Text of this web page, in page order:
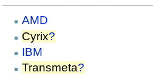
AMD
Cyrix?
IBM
Transmeta?